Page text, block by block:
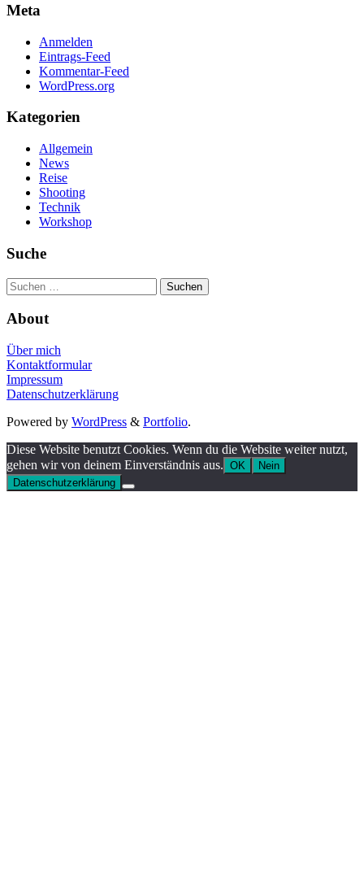
Meta
Anmelden
Eintrags-Feed
Kommentar-Feed
WordPress.org
Kategorien
Allgemein
News
Reise
Shooting
Technik
Workshop
Suche
Suchen
nach:
About
Über mich
Kontaktformular
Impressum
Datenschutzerklärung
Powered by WordPress & Portfolio.
Diese Website benutzt Cookies. Wenn du die Website weiter nutzt,
gehen wir von deinem Einverständnis aus. OK
Nein
Datenschutzerklärung